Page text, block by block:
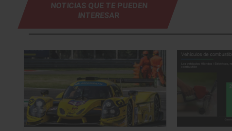
NOTICIAS QUE TE PUEDEN
INTERESAR